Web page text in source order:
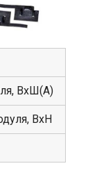
ВхШ(А)
ВхН